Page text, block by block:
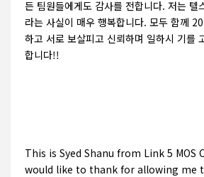
든 팀원들에게도 감사를 전합니다. 저는 텔
라는 사실이 매우 행복합니다. 모두 함께
하고 서로 보살피고 신뢰하며 일하시 기를
합니다!!
This is Syed Shanu from Link 5 MOS
would like to thank for allowing me